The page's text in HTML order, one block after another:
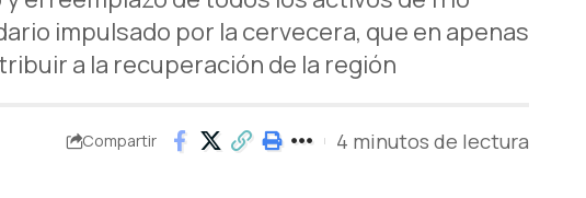
impulsado por la cervecera, que en apenas
a la recuperación de la región
Compartir 4 minutos de lectura